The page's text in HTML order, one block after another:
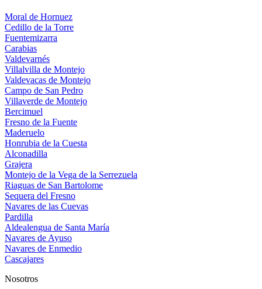
Moral de Hornuez
Cedillo de la Torre
Fuentemizarra
Carabias
Valdevarnés
Villalvilla de Montejo
Valdevacas de Montejo
Campo de San Pedro
Villaverde de Montejo
Bercimuel
Fresno de la Fuente
Maderuelo
Honrubia de la Cuesta
Alconadilla
Grajera
Montejo de la Vega de la Serrezuela
Riaguas de San Bartolome
Sequera del Fresno
Navares de las Cuevas
Pardilla
Aldealengua de Santa María
Navares de Ayuso
Navares de Enmedio
Cascajares
Nosotros